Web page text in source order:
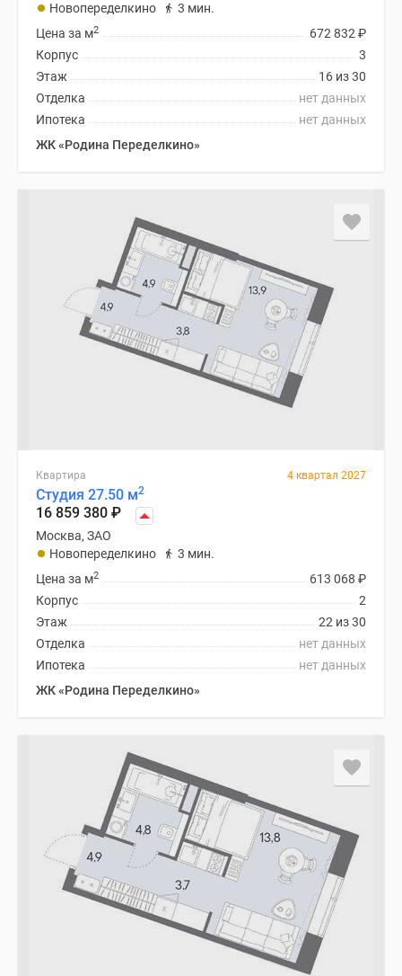
Новопеределкино
3 мин.
672 832 ₽
Цена за м2
3
Корпус
16 из 30
Этаж
нет данных
Отделка
нет данных
Ипотека
ЖК «Родина Переделкино»
Квартира 4 квартал 2027
Студия 27.50 м2
16 859 380 ₽
Москва, ЗАО
Новопеределкино
3 мин.
613 068 ₽
Цена за м2
2
Корпус
22 из 30
Этаж
нет данных
Отделка
нет данных
Ипотека
ЖК «Родина Переделкино»